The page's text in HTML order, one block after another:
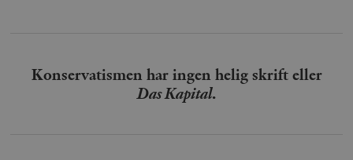
Konservatismen har ingen helig skrift eller
Das Kapital.